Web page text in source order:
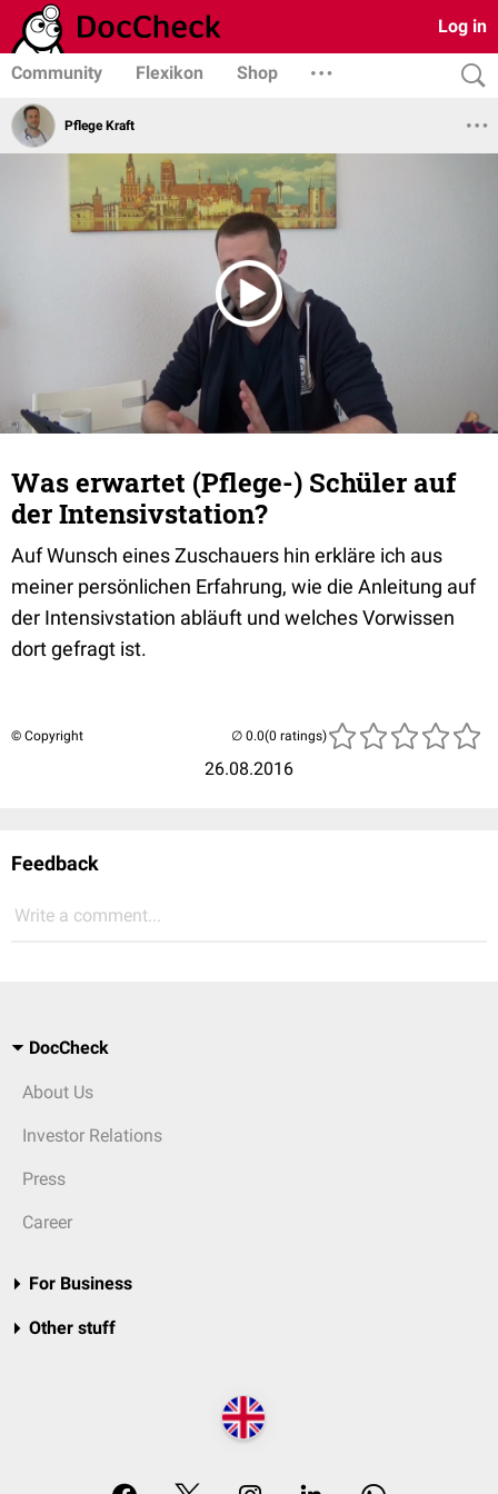
Log in
Community Flexikon Shop
Pflege Kraft
Was erwartet (Pflege-) Schüler auf
der Intensivstation?
Auf Wunsch eines Zuschauers hin erkläre ich aus
meiner persönlichen Erfahrung, wie die Anleitung auf
der Intensivstation abläuft und welches Vorwissen
dort gefragt ist.
© Copyright
26.08.2016
(0 ratings)
Feedback
Write a comment...
DocCheck
About Us
Investor Relations
Press
Career
For Business
Other stuff